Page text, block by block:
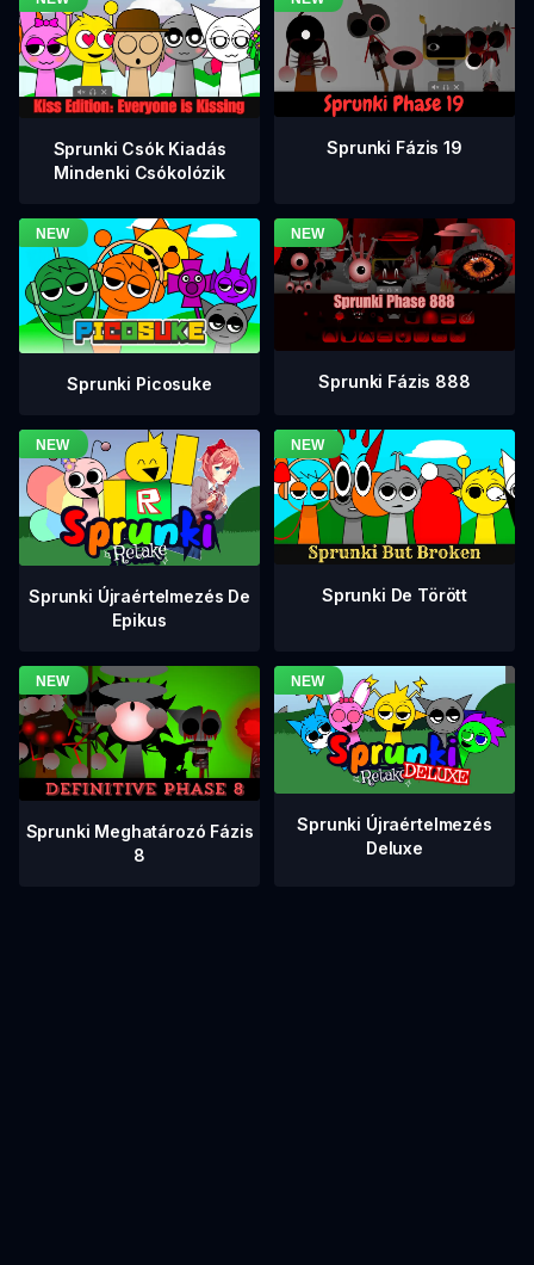
Sprunki Csók Kiadás
Mindenki Csókolózik
Sprunki Fázis 19
Sprunki Picosuke Sprunki Fázis 888
Sprunki Újraértelmezés De
Epikus
Sprunki De Törött
Sprunki Meghatározó Fázis
8
Sprunki Újraértelmezés
Deluxe